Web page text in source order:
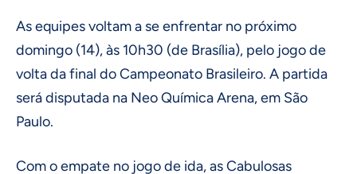
As equipes voltam a se enfrentar no próximo
domingo (14), às 10h30 (de Brasília), pelo jogo de
volta da final do Campeonato Brasileiro. A partida
será disputada na Neo Química Arena, em São
Paulo.
Com o empate no jogo de ida, as Cabulosas